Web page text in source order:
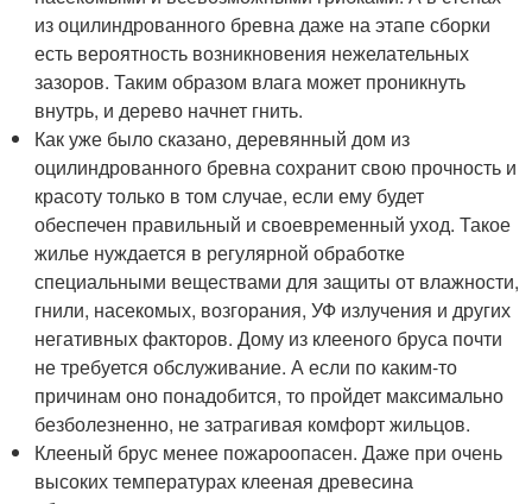
из оцилиндрованного бревна даже на этапе сборки
есть вероятность возникновения нежелательных
зазоров. Таким образом влага может проникнуть
внутрь, и дерево начнет гнить.
Как уже было сказано, деревянный дом из
оцилиндрованного бревна сохранит свою прочность и
красоту только в том случае, если ему будет
обеспечен правильный и своевременный уход. Такое
жилье нуждается в регулярной обработке
специальными веществами для защиты от влажности,
гнили, насекомых, возгорания, УФ излучения и других
негативных факторов. Дому из клееного бруса почти
не требуется обслуживание. А если по каким-то
причинам оно понадобится, то пройдет максимально
безболезненно, не затрагивая комфорт жильцов.
Клееный брус менее пожароопасен. Даже при очень
высоких температурах клееная древесина